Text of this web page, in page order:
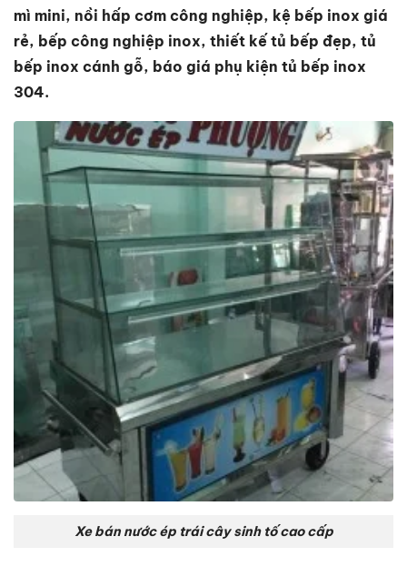
mì mini, nồi hấp cơm công nghiệp, kệ bếp inox giá
rẻ, bếp công nghiệp inox, thiết kế tủ bếp đẹp, tủ
bếp inox cánh gỗ, báo giá phụ kiện tủ bếp inox
304.
Xe bán nước ép trái cây sinh tố cao cấp